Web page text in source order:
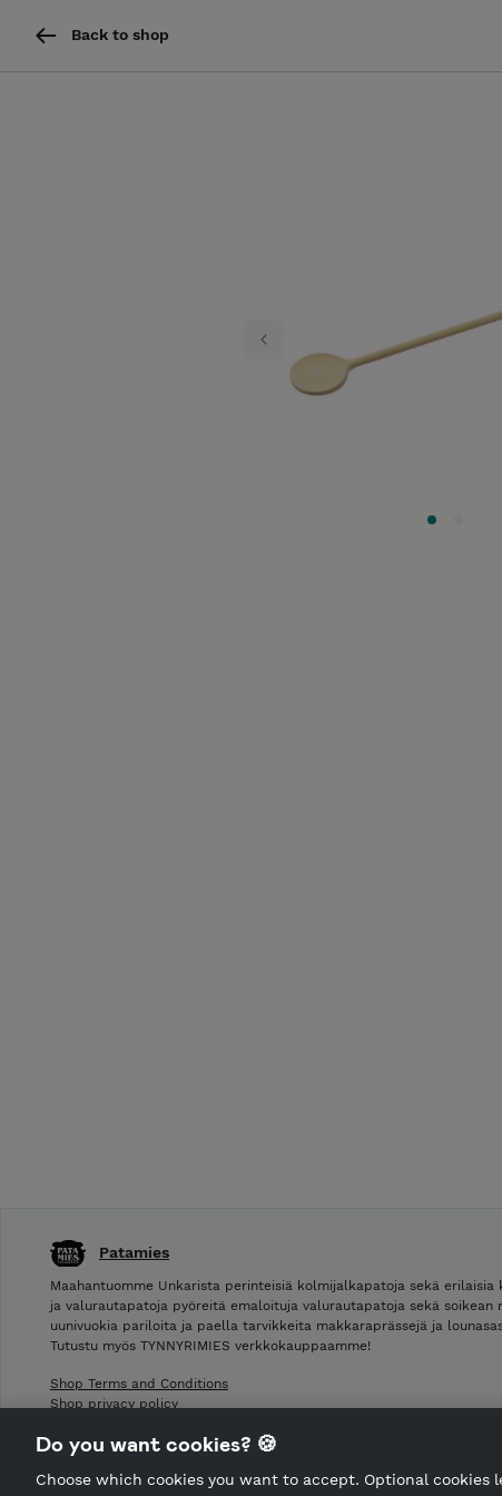
Back to shop
Previous
Patamies
Maahantuomme Unkarista perinteisiä kolmijalkapatoja sekä
ja valurautapatoja pyöreitä emaloituja valurautapatoja sekä soikean
uunivuokia pariloita ja paella tarvikkeita makkaraprässejä ja
Tutustu myös TYNNYRIMIES verkkokauppaamme!
Shop Terms and Conditions
Shop privacy policy
CANCEL ORDER
Do you want cookies? 🍪
Choose which cookies you want to accept. Optional cookies